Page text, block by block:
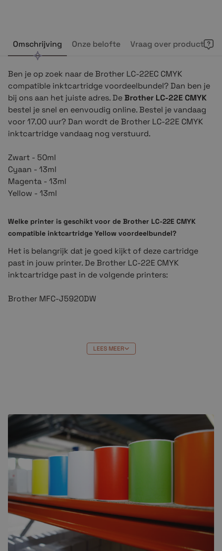
Omschrijving Onze belofte Vraag over product
Ben je op zoek naar de Brother LC-22EC CMYK
compatible inktcartridge voordeelbundel? Dan ben je
bij ons aan het juiste adres. DeBrother LC-22E CMYK
bestel je snel en eenvoudig online. Bestel je vandaag
voor 17.00 uur? Dan wordt de Brother LC-22E CMYK
inktcartridge vandaag nog verstuurd.
Zwart - 50ml
Cyaan - 13ml
Magenta - 13ml
Yellow - 13ml
Welke printer is geschikt voor de Brother LC-22E CMYK
compatible inktcartridge Yellow voordeelbundel?
Het is belangrijk dat je goed kijkt of deze cartridge
past in jouw printer. De Brother LC-22E CMYK
inktcartridge past in de volgende printers:
Brother MFC-J5920DW
De Brother LC-22E CMYK compatible inktcartridge
LEES MEER